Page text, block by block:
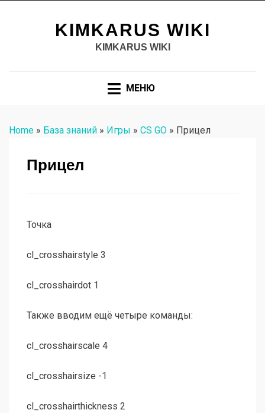
KIMKARUS WIKI
KIMKARUS WIKI
МЕНЮ
Home » База знаний » Игры » CS GO » Прицел
Прицел
Точка
cl_crosshairstyle 3
cl_crosshairdot 1
Также вводим ещё четыре команды:
cl_crosshairscale 4
cl_crosshairsize -1
cl_crosshairthickness 2